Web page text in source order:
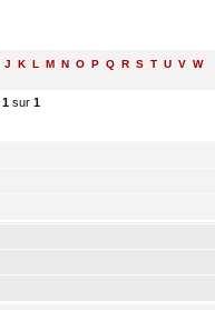
J K L M N O P Q R S T U V W
1sur 1